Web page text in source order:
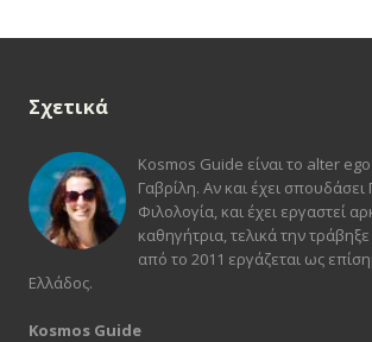
Σχετικά
Kosmos Guide είναι το alter
Γαβρίλη. Αν και έχει σπουδάσει
Φιλολογία, και έχει εργαστεί
καθηγήτρια, τελικά την
από το 2011 εργάζεται ως
Ελλάδος.
Kosmos Guide